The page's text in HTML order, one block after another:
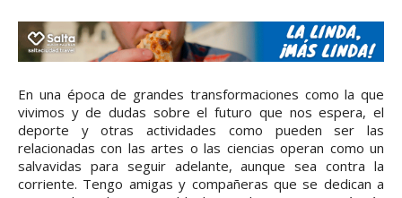
En una época de grandes transformaciones como la que
vivimos y de dudas sobre el futuro que nos espera, el
deporte y otras actividades como pueden ser las
relacionadas con las artes o las ciencias operan como un
salvavidas para seguir adelante, aunque sea contra la
corriente. Tengo amigas y compañeras que se dedican a